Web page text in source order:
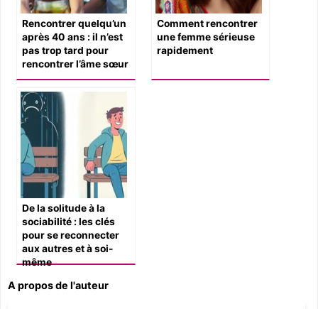
Rencontrer quelqu’un
après 40 ans : il n’est
pas trop tard pour
rencontrer l’âme sœur
Comment rencontrer
une femme sérieuse
rapidement
De la solitude à la
sociabilité : les clés
pour se reconnecter
aux autres et à soi-
même
A propos de l'auteur